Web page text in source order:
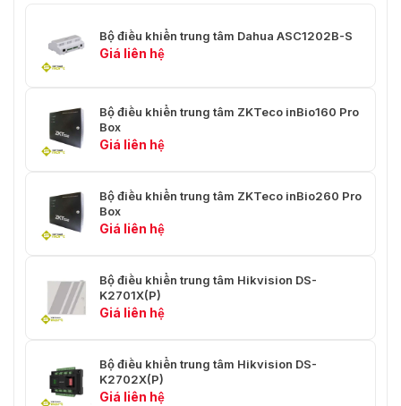
Bộ điều khiển trung tâm Dahua ASC1202B-S
Giá liên hệ
Bộ điều khiển trung tâm ZKTeco inBio160 Pro
Box
Giá liên hệ
Bộ điều khiển trung tâm ZKTeco inBio260 Pro
Box
Giá liên hệ
Bộ điều khiển trung tâm Hikvision DS-
K2701X(P)
Giá liên hệ
Bộ điều khiển trung tâm Hikvision DS-
K2702X(P)
Giá liên hệ